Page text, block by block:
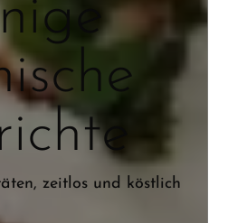
zeitlos und köstlich